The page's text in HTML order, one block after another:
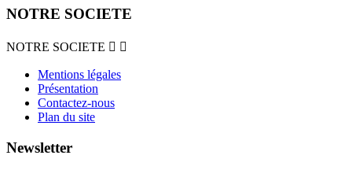
NOTRE SOCIETE
NOTRE SOCIETE  
Mentions légales
Présentation
Contactez-nous
Plan du site
Newsletter